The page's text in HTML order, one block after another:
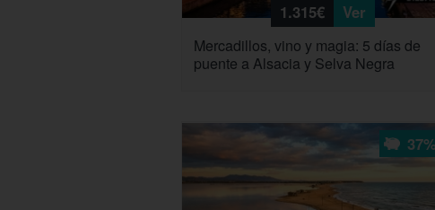
1.315€ Ver
Mercadillos, vino y magia: 5 días de
puente a Alsacia y Selva Negra
37%